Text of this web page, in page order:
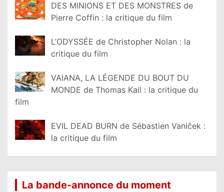
DES MINIONS ET DES MONSTRES de
Pierre Coffin : la critique du film
L’ODYSSÉE de Christopher Nolan : la
critique du film
VAIANA, LA LÉGENDE DU BOUT DU
MONDE de Thomas Kail : la critique du
film
EVIL DEAD BURN de Sébastien Vaniček :
la critique du film
La bande-annonce du moment